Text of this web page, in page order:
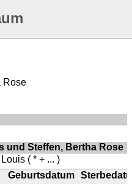
Rose
und Steffen, Bertha Rose
( * + ... )
Geburtsdatum